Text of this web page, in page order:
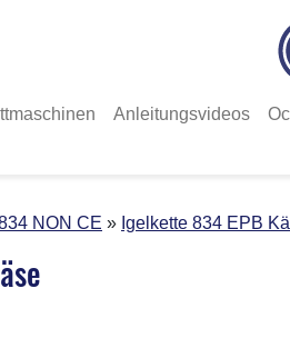
Anleitungsvideos
NON CE Igelkette 834 EPB